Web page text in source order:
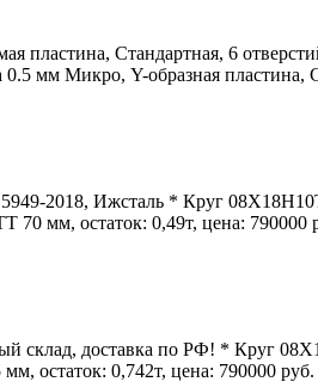
Стандартная, 6
мм Микро, Y-образная пластина,
2018, Ижсталь * Круг
мм, остаток: 0,49т, цена: 790000
склад, доставка по РФ! * Круг
остаток: 0,742т, цена: 790000